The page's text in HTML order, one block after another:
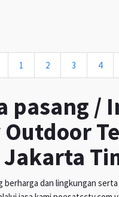
1 2 3 4
pasang /
Outdoor
Jakarta
berharga dan lingkungan